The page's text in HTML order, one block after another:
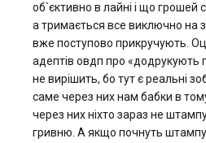
об`єктивно в лайні і що грошей
а тримається все виключно на
вже поступово прикручують.
адептів овдп про «додрукують
не вирішить, бо тут є реальні
саме через них нам бабки в
через них ніхто зараз не
гривню. А якщо почнуть